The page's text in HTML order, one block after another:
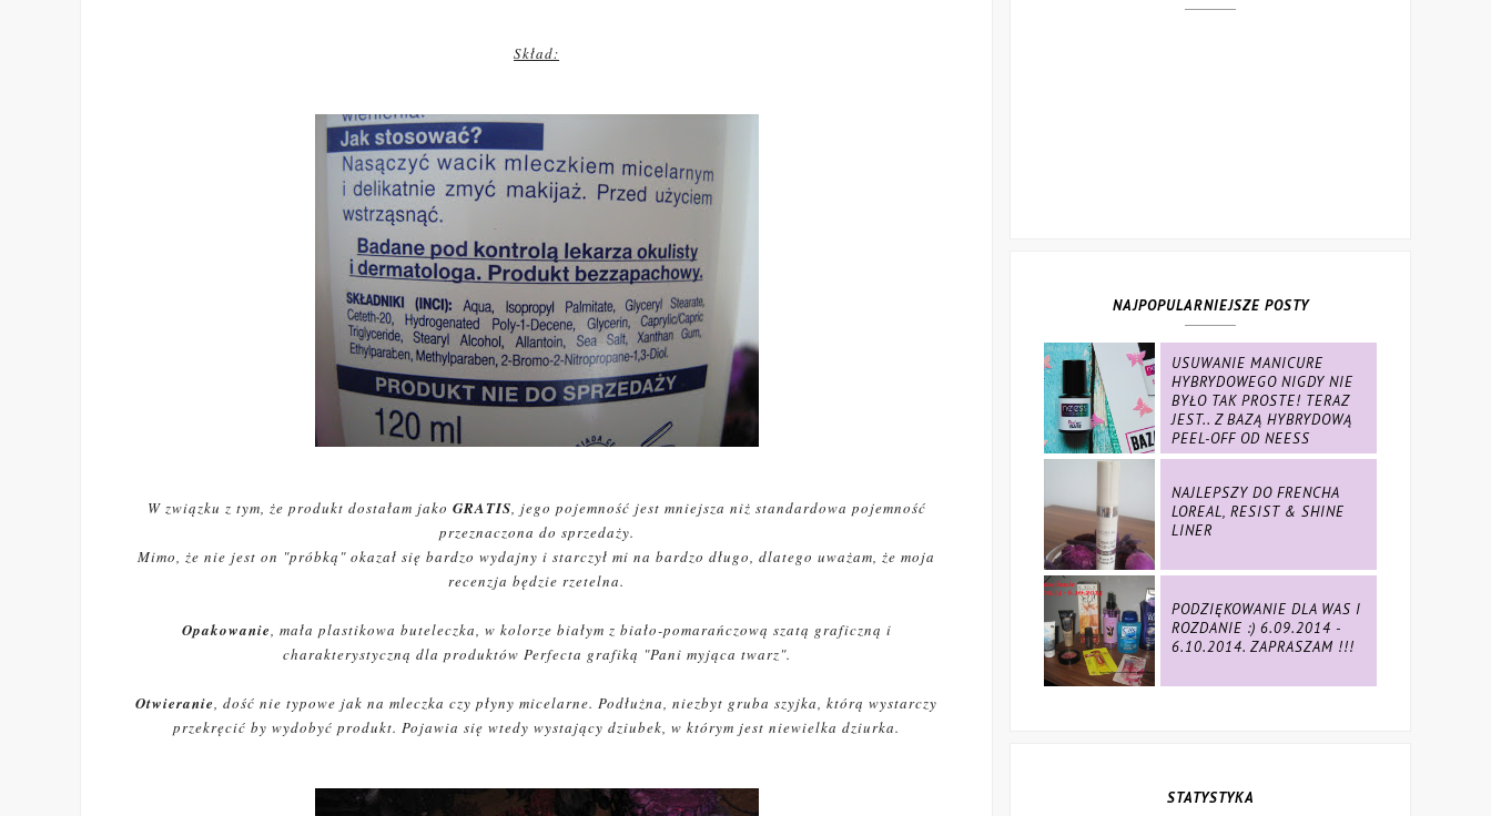
Skład:
W związku z tym, że produkt dostałam jako GRATIS, jego pojemność jest mniejsza niż standardowa pojemność
przeznaczona do sprzedaży.
Mimo, że nie jest on "próbką" okazał się bardzo wydajny i starczył mi na bardzo długo, dlatego uważam, że moja
recenzja będzie rzetelna.
Opakowanie, mała plastikowa buteleczka, w kolorze białym z biało-pomarańczową szatą graficzną i
charakterystyczną dla produktów Perfecta grafiką "Pani myjąca twarz".
Otwieranie, dość nie typowe jak na mleczka czy płyny micelarne. Podłużna, niezbyt gruba szyjka, którą wystarczy
przekręcić by wydobyć produkt. Pojawia się wtedy wystający dziubek, w którym jest niewielka dziurka.
NAJPOPULARNIEJSZE POSTY
USUWANIE MANICURE
HYBRYDOWEGO NIGDY NIE
BYŁO TAK PROSTE! TERAZ
JEST.. Z BAZĄ HYBRYDOWĄ
PEEL-OFF OD NEESS
NAJLEPSZY DO FRENCHA
LOREAL, RESIST & SHINE
LINER
PODZIĘKOWANIE DLA WAS I
ROZDANIE :) 6.09.2014 -
6.10.2014. ZAPRASZAM !!!
STATYSTYKA